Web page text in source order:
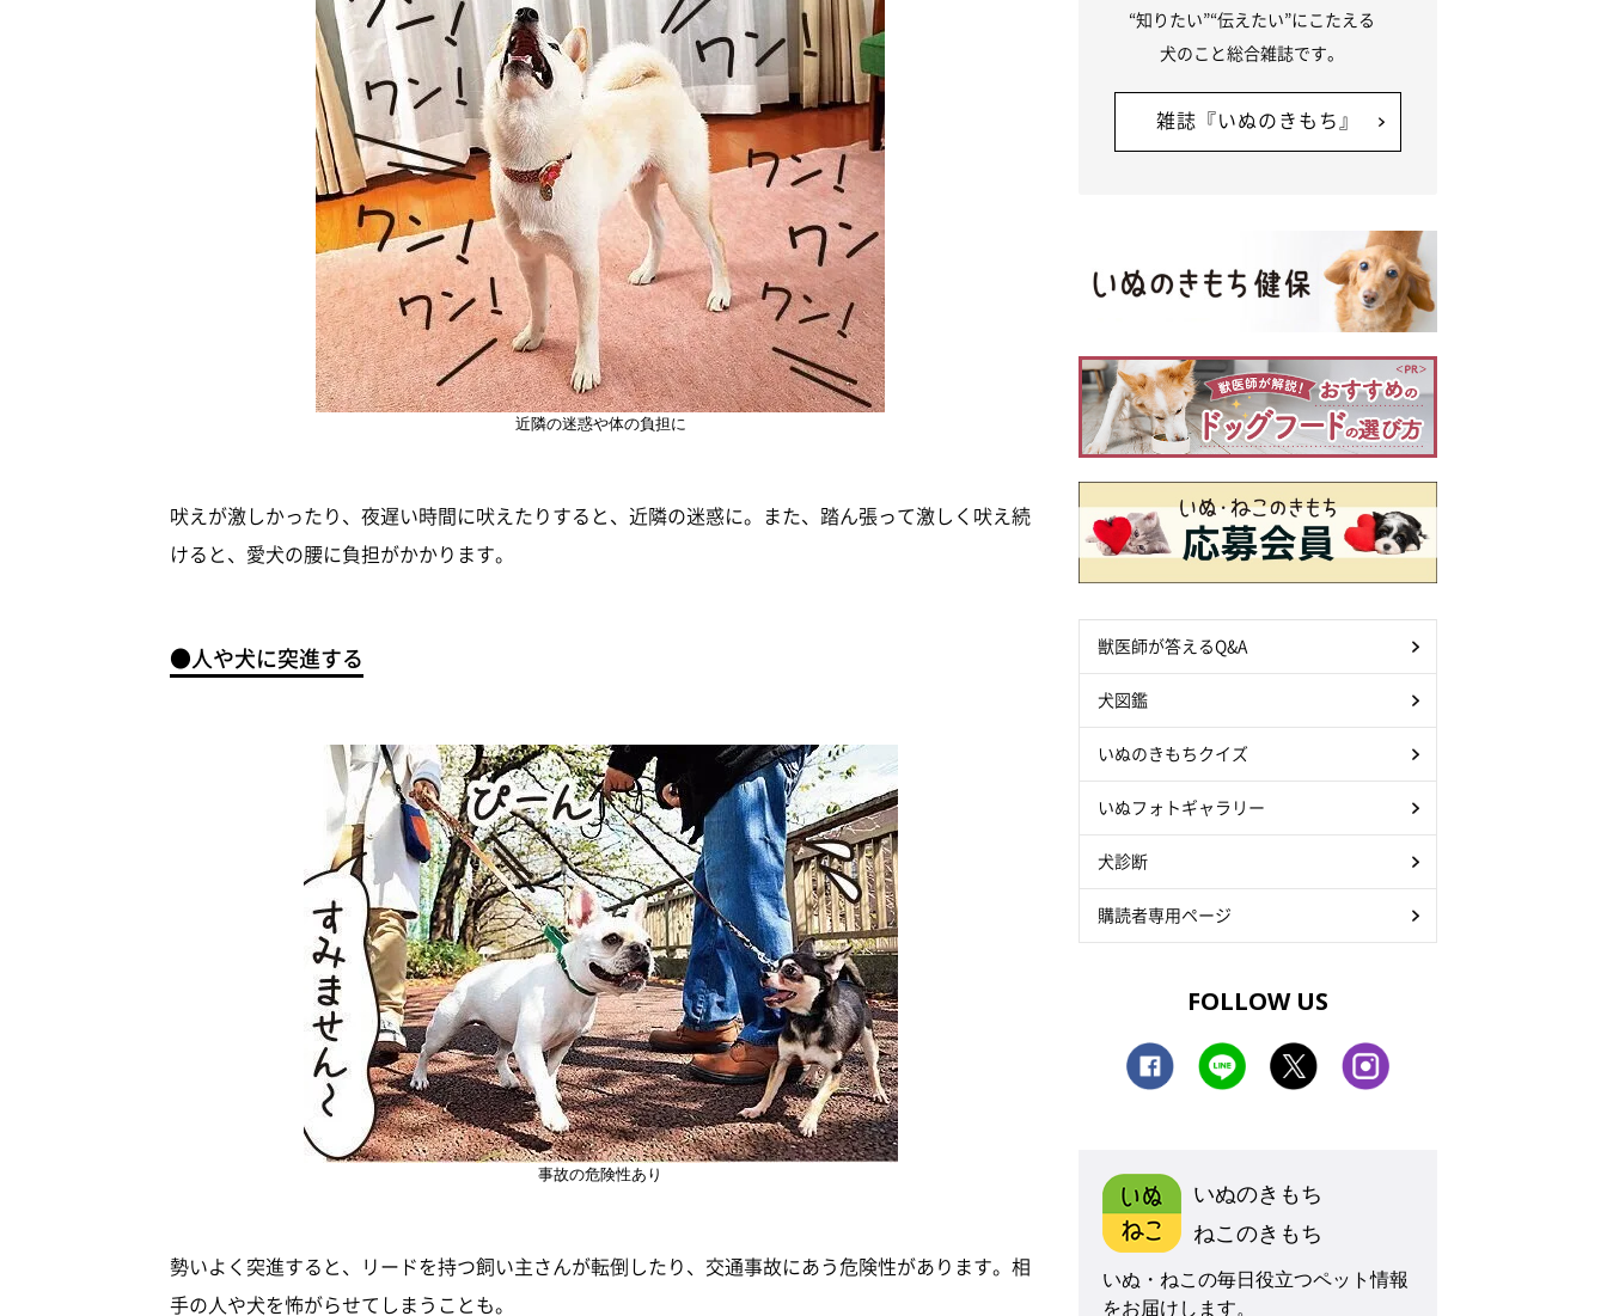
近隣の迷惑や体の負担に
吠えが激しかったり、夜遅い時間に吠えたりすると、近隣の迷惑に。また、踏ん張って激しく吠え続
けると、愛犬の腰に負担がかかります。
●人や犬に突進する
事故の危険性あり
勢いよく突進すると、リードを持つ飼い主さんが転倒したり、交通事故にあう危険性があります。相
手の人や犬を怖がらせてしまうことも。
“知りたい”“伝えたい”にこたえる
犬のこと総合雑誌です。
雑誌『いぬのきもち』
獣医師が答えるQ&A
犬図鑑
いぬのきもちクイズ
いぬフォトギャラリー
犬診断
購読者専用ページ
FOLLOW US
いぬのきもち
ねこのきもち
いぬ・ねこの毎日役立つペット情報
をお届けします。